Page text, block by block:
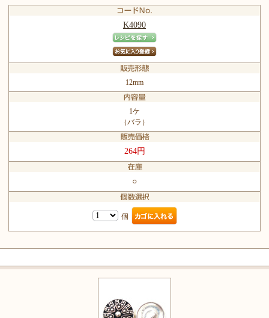
K4090
12mm
1ケ
（バラ）
264円
○
個